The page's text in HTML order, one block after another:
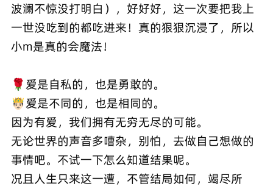
波澜不惊没打明白），好好好，这一次要把我上
一世没吃到的都吃进来！真的狠狠沉浸了，所以
小m是真的会魔法！
🌹爱是自私的，也是勇敢的。
🤴🏻爱是不同的，也是相同的。
因为有爱，我们拥有无穷无尽的可能。
无论世界的声音多嘈杂，别怕，去做自己想做的
事情吧。不试一下怎么知道结果呢。
况且人生只来这一遭，不管结局如何，竭尽所